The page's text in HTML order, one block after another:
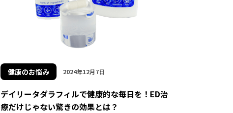
健康のお悩み 2024年12月7日
デイリータダラフィルで健康的な毎日を！ED治
療だけじゃない驚きの効果とは？